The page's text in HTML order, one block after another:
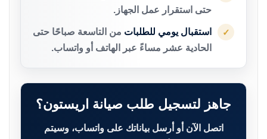
حتى استقرار عمل الجهاز.
✓ استقبال يومي للطلبات من التاسعة صباحًا حتى
الحادية عشر مساءً عبر الهاتف أو واتساب.
جاهز لتسجيل طلب صيانة اريستون؟
اتصل الآن أو أرسل بياناتك على واتساب، وسيتم